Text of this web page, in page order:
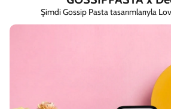
Şimdi Gossip Pasta tasarımlarıyla